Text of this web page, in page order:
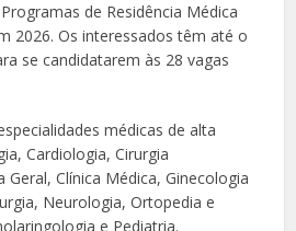
de Residência Médica
2026. Os interessados têm até o
se candidatarem às 28 vagas
médicas de alta
Cardiologia, Cirurgia
Geral, Clínica Médica, Ginecologia
Neurologia, Ortopedia e
e Pediatria.